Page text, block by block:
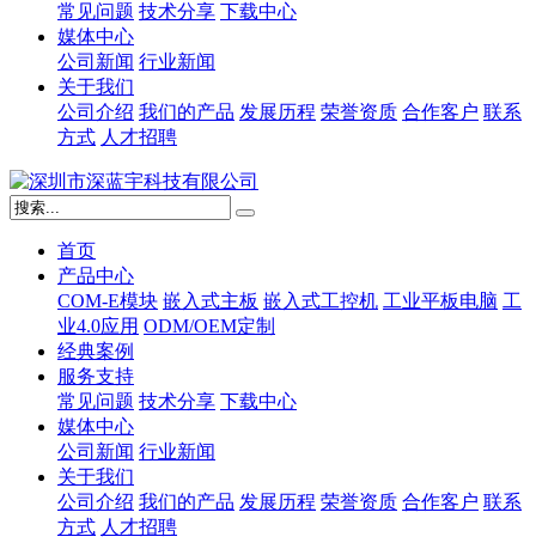
常见问题 技术分享 下载中心
媒体中心
公司新闻 行业新闻
关于我们
公司介绍 我们的产品 发展历程 荣誉资质 合作客户 联系
方式 人才招聘
首页
产品中心
COM-E模块 嵌入式主板 嵌入式工控机 工业平板电脑 工
业4.0应用 ODM/OEM定制
经典案例
服务支持
常见问题 技术分享 下载中心
媒体中心
公司新闻 行业新闻
关于我们
公司介绍 我们的产品 发展历程 荣誉资质 合作客户 联系
方式 人才招聘